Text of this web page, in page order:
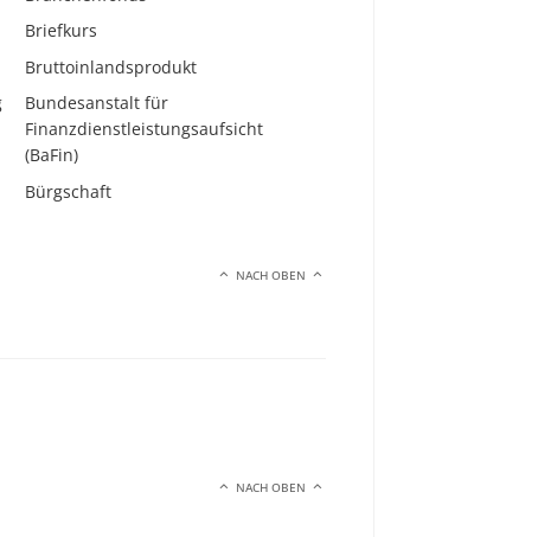
Briefkurs
Bruttoinlandsprodukt
Bundesanstalt für
Finanzdienstleistungsaufsicht
(BaFin)
Bürgschaft
NACH OBEN
NACH OBEN